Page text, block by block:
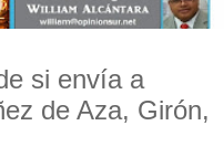
si envía a
de Aza, Girón,